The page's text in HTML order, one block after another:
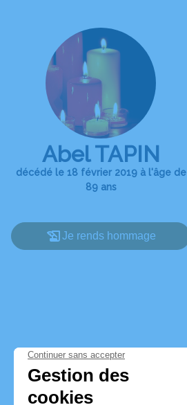
Abel TAPIN
décédé le 18 février 2019 à l'âge de
89 ans
Je rends hommage